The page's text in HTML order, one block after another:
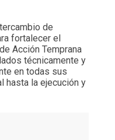
de
fortalecer el
Acción Temprana
técnicamente y
en todas sus
hasta la ejecución y